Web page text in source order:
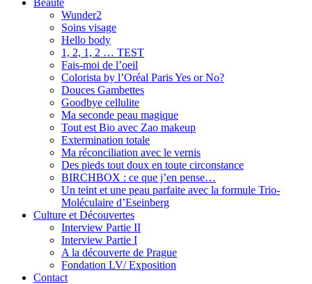
Wunder2
Soins visage
Hello body
1, 2, 1, 2 … TEST
Fais-moi de l’oeil
Colorista by l’Oréal Paris Yes or No?
Douces Gambettes
Goodbye cellulite
Ma seconde peau magique
Tout est Bio avec Zao makeup
Extermination totale
Ma réconciliation avec le vernis
Des pieds tout doux en toute circonstance
BIRCHBOX : ce que j’en pense…
Un teint et une peau parfaite avec la formule Trio-
Moléculaire d’Eseinberg
Culture et Découvertes
Interview Partie II
Interview Partie I
A la découverte de Prague
Fondation LV/ Exposition
Contact